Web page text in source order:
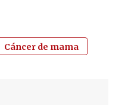
Cáncer de mama